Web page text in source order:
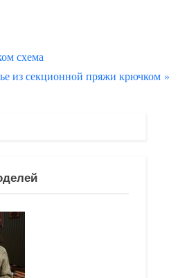
схема
из секционной пряжи крючком